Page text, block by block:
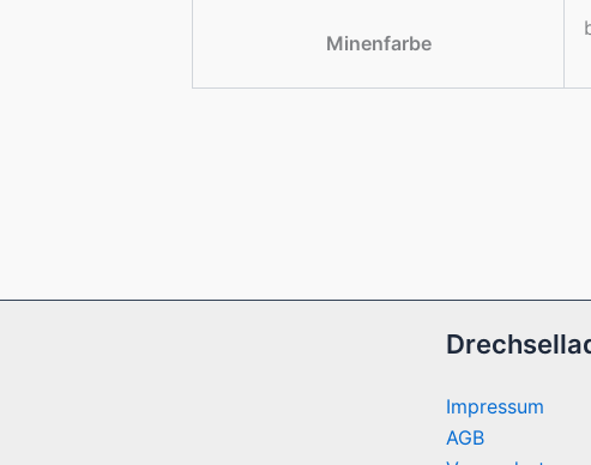
Minenfarbe
Impressum
AGB